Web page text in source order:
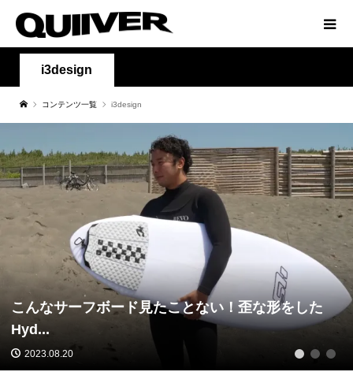
i3design
コンテンツ一覧 i3design
こんなサーフボード見たことない！歪な形をした
Hyd...
2023.08.20 1 2 3